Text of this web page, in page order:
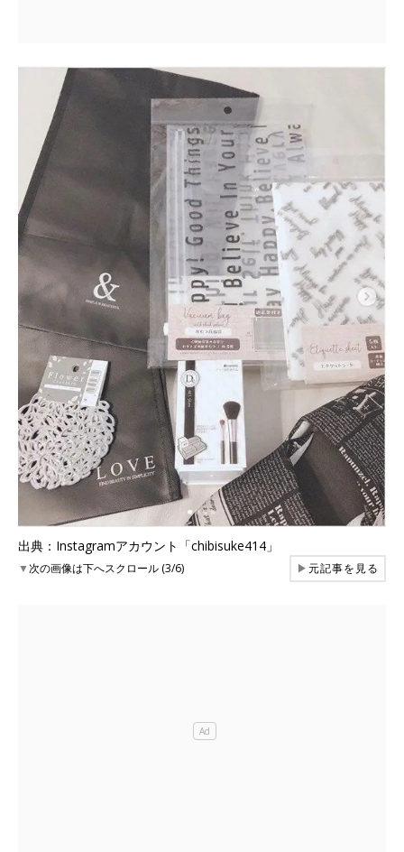
出典：Instagramアカウント「chibisuke414」
▼次の画像は下へスクロール (3/6) ▶元記事を見る